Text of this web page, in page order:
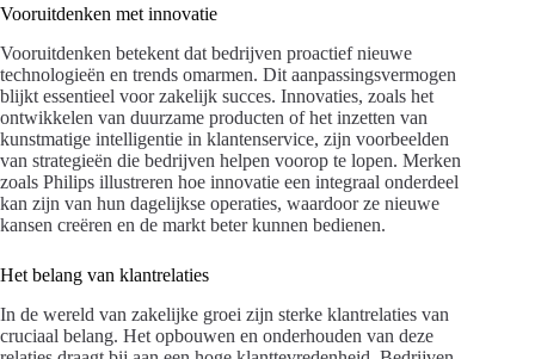
Vooruitdenken met innovatie
Vooruitdenken betekent dat bedrijven proactief nieuwe
technologieën en trends omarmen. Dit aanpassingsvermogen
blijkt essentieel voor zakelijk succes. Innovaties, zoals het
ontwikkelen van duurzame producten of het inzetten van
kunstmatige intelligentie in klantenservice, zijn voorbeelden
van strategieën die bedrijven helpen voorop te lopen. Merken
zoals Philips illustreren hoe innovatie een integraal onderdeel
kan zijn van hun dagelijkse operaties, waardoor ze nieuwe
kansen creëren en de markt beter kunnen bedienen.
Het belang van klantrelaties
In de wereld van zakelijke groei zijn sterke klantrelaties van
cruciaal belang. Het opbouwen en onderhouden van deze